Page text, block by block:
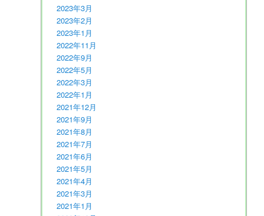
2023年3月
2023年2月
2023年1月
2022年11月
2022年9月
2022年5月
2022年3月
2022年1月
2021年12月
2021年9月
2021年8月
2021年7月
2021年6月
2021年5月
2021年4月
2021年3月
2021年1月